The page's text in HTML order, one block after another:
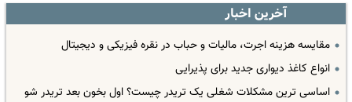
آخرین اخبار
مقایسه هزینه اجرت، مالیات و حباب در نقره فیزیکی و دیجیتال
انواع کاغذ دیواری جدید برای پذیرایی
اساسی ترین مشکلات شغلی یک تریدر چیست؟ اول بخون بعد تریدر شو